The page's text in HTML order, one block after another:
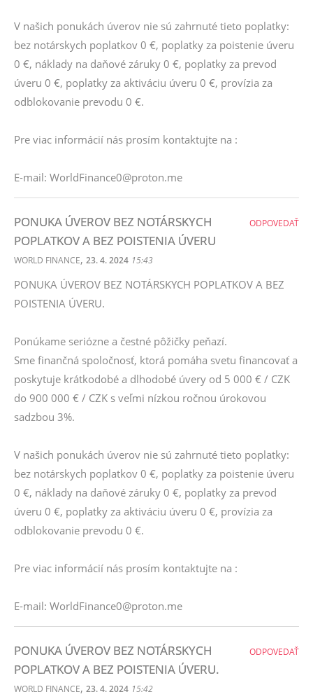
V našich ponukách úverov nie sú zahrnuté tieto poplatky:
bez notárskych poplatkov 0 €, poplatky za poistenie úveru
0 €, náklady na daňové záruky 0 €, poplatky za prevod
úveru 0 €, poplatky za aktiváciu úveru 0 €, provízia za
odblokovanie prevodu 0 €.
Pre viac informácií nás prosím kontaktujte na :
E-mail: WorldFinance0@proton.me
PONUKA ÚVEROV BEZ NOTÁRSKYCH
POPLATKOV A BEZ POISTENIA ÚVERU
WORLD FINANCE, 23. 4. 2024 15:43
PONUKA ÚVEROV BEZ NOTÁRSKYCH POPLATKOV A BEZ
POISTENIA ÚVERU.
Ponúkame seriózne a čestné pôžičky peňazí.
Sme finančná spoločnosť, ktorá pomáha svetu financovať a
poskytuje krátkodobé a dlhodobé úvery od 5 000 € / CZK
do 900 000 € / CZK s veľmi nízkou ročnou úrokovou
sadzbou 3%.
V našich ponukách úverov nie sú zahrnuté tieto poplatky:
bez notárskych poplatkov 0 €, poplatky za poistenie úveru
0 €, náklady na daňové záruky 0 €, poplatky za prevod
úveru 0 €, poplatky za aktiváciu úveru 0 €, provízia za
odblokovanie prevodu 0 €.
Pre viac informácií nás prosím kontaktujte na :
E-mail: WorldFinance0@proton.me
ODPOVEDAŤ
PONUKA ÚVEROV BEZ NOTÁRSKYCH
POPLATKOV A BEZ POISTENIA ÚVERU.
WORLD FINANCE, 23. 4. 2024 15:42
ODPOVEDAŤ